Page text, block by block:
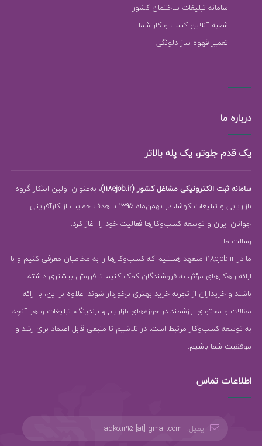
سامانه تبلیغات ساختمان کشور
شعبه آنلاین کسب و کار شما
تعمیر قهوه ساز دلونگی
درباره ما
یک قدم جلوتر، یک پله بالاتر
سامانه ثبت الکترونیکی مشاغل کشور (118ejob.ir)
، به‌عنوان اولین ابتکار گروه
بازاریابی و تبلیغات کوشا، در بهمن‌ماه 1395 با هدف حمایت از کارآفرینی
جوانان ایران و توسعه کسب‌وکارها فعالیت خود را آغاز کرد.
رسالت ما:
ما در 118ejob.ir متعهد هستیم که کسب‌وکارها را به مخاطبان معرفی کنیم و با
ارائه راهکارهای مؤثر، به فروشندگان کمک کنیم تا فروش بیشتری داشته
باشند و خریداران از تجربه خرید بهتری برخوردار شوند. علاوه بر این، با ارائه
مقالات و محتوای ارزشمند در حوزه‌های بازاریابی، برندینگ، تبلیغات و هر آنچه
به توسعه کسب‌وکار مرتبط است، در تلاشیم تا منبعی قابل اعتماد برای رشد و
موفقیت شما باشیم.
اطلاعات تماس
ایمیل: adko.ir95 [at] gmail.com